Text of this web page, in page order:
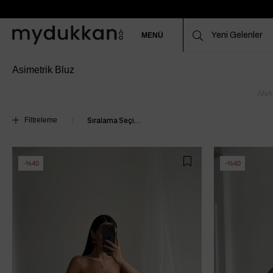
MENÜ
Asimetrik Bluz
Filtreleme
%40 %40